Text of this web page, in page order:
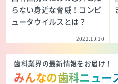
らない身近な脅威！コンピ
ュータウイルスとは？
2022.10.10
歯科業界の最新情報をお届け！
みんなの歯科ニュー